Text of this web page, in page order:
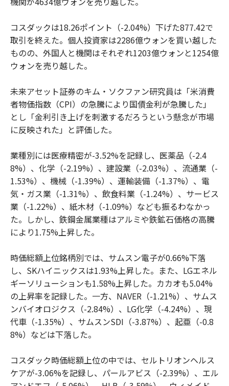
コスダックは18.26ポイント（-2.04%）下げた877.42で
取引を終えた。個人投資家は2286億ウォンを買い越した
ものの、外国人と機関はそれぞれ1203億ウォンと1254億
ウォンを売り越した。
未来アセット証券のキム・ソクファン研究員は「米消費
者物価指数（CPI）の急騰により国債金利が急騰した」
とし「金利引き上げを刺激するだろうという懸念が市場
に反映された」と評価した。
業種別には医療精密が-3.52%を記録し、医薬品（-2.4
8%）、化学（-2.19%）、建設業（-2.03%）、流通業（-
1.53%）、機械（-1.39%）、運輸装備（-1.37%）、電
気・ガス業（-1.31%）、飲食料業（-1.24%）、サービス
業（-1.22%）、紙木材（-1.09%）なども振るわなかっ
た。しかし、鉄鋼金属業種はアルミや鉄鉱石価格の高騰
により1.75%上昇した。
時価総額上位銘柄別では、サムスン電子が0.66%下落
し、SKハイニックスは1.93%上昇した。また、LGエネル
ギーソリューションも1.58%上昇した。カカオも5.04%
の上昇率を記録した。一方、NAVER（-1.21%）、サムス
ンバイオロジクス（-2.84%）、LG化学（-4.24%）、現
代車（-1.35%）、サムスンSDI（-3.87%）、起亜（-0.8
8%）などは下落した。
コスダック時価総額上位の中では、セルトリオンヘルス
ケアが-3.06%を記録し、パールアビス（-2.39%）、エル